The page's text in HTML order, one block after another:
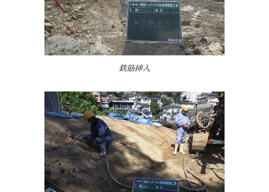
鉄筋挿入